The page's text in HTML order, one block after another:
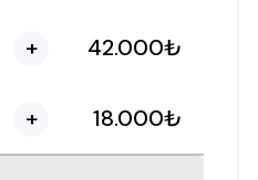
+ 42.000₺
+ 18.000₺